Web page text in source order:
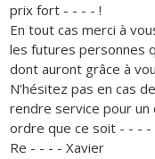
prix fort - - - - !
En tout cas merci à
les futures personnes
dont auront grâce à
N'hésitez pas en cas
rendre service pour un
ordre que ce soit - - - -
Re - - - - Xavier